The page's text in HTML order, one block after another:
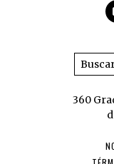
360